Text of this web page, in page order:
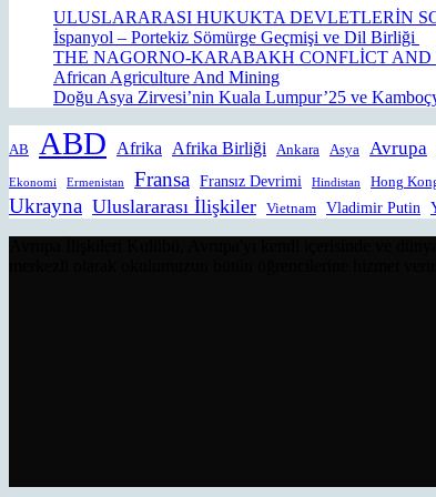
ULUSLARARASI HUKUKTA DEVLETLERİN
İspanyol – Portekiz Sömürge Geçmişi ve Dil Birliği
THE NAGORNO-KARABAKH CONFLİCT
African Agriculture And Mining
Doğu Asya Zirvesi’nin Kuala Lumpur’25 ve
AB ABD Afrika Afrika Birliği Ankara Asya Avrupa
Ekonomi Ermenistan Fransa Fransız Devrimi Hindistan Hong
Ukrayna Uluslararası İlişkiler Vietnam Vladimir Putin